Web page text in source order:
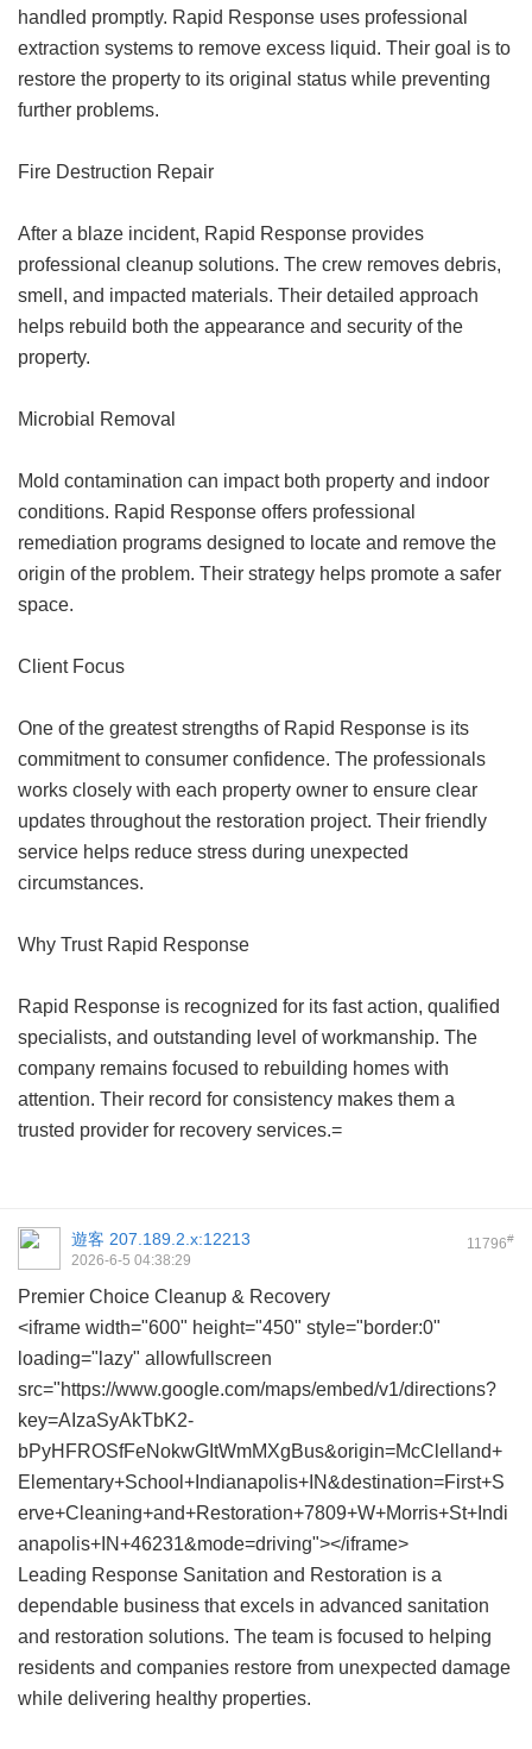
handled promptly. Rapid Response uses professional
extraction systems to remove excess liquid. Their goal is to
restore the property to its original status while preventing
further problems.
Fire Destruction Repair
After a blaze incident, Rapid Response provides
professional cleanup solutions. The crew removes debris,
smell, and impacted materials. Their detailed approach
helps rebuild both the appearance and security of the
property.
Microbial Removal
Mold contamination can impact both property and indoor
conditions. Rapid Response offers professional
remediation programs designed to locate and remove the
origin of the problem. Their strategy helps promote a safer
space.
Client Focus
One of the greatest strengths of Rapid Response is its
commitment to consumer confidence. The professionals
works closely with each property owner to ensure clear
updates throughout the restoration project. Their friendly
service helps reduce stress during unexpected
circumstances.
Why Trust Rapid Response
Rapid Response is recognized for its fast action, qualified
specialists, and outstanding level of workmanship. The
company remains focused to rebuilding homes with
attention. Their record for consistency makes them a
trusted provider for recovery services.=
11796#
遊客 207.189.2.x:12213
2026-6-5 04:38:29
Premier Choice Cleanup & Recovery
<iframe width="600" height="450" style="border:0"
loading="lazy" allowfullscreen
src="https://www.google.com/maps/embed/v1/directions?
key=AIzaSyAkTbK2-
bPyHFROSfFeNokwGItWmMXgBus&origin=McClelland+
Elementary+School+Indianapolis+IN&destination=First+S
erve+Cleaning+and+Restoration+7809+W+Morris+St+Indi
anapolis+IN+46231&mode=driving"></iframe>
Leading Response Sanitation and Restoration is a
dependable business that excels in advanced sanitation
and restoration solutions. The team is focused to helping
residents and companies restore from unexpected damage
while delivering healthy properties.